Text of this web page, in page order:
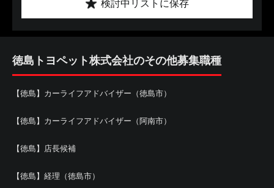
検討中リストに保存
徳島トヨペット株式会社のその他募集職種
【徳島】カーライフアドバイザー（徳島市）
【徳島】カーライフアドバイザー（阿南市）
【徳島】店長候補
【徳島】経理（徳島市）